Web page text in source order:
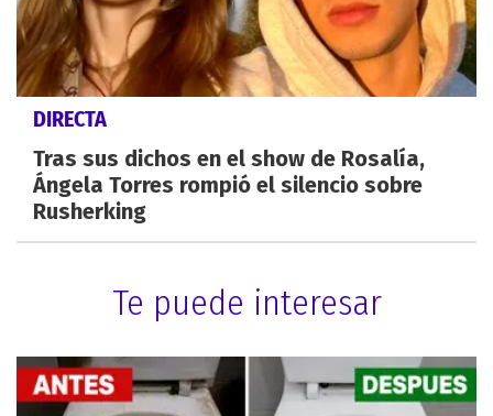
DIRECTA
Tras sus dichos en el show de Rosalía,
Ángela Torres rompió el silencio sobre
Rusherking
Te puede interesar